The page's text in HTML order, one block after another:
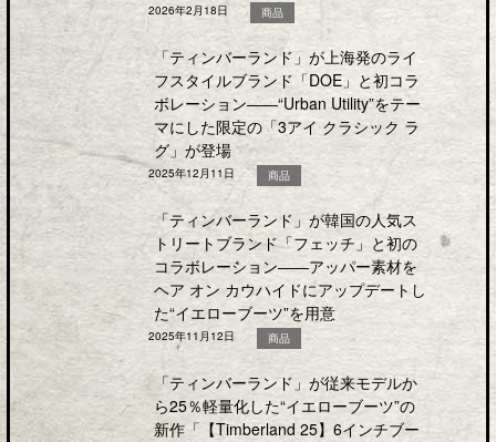
2026年2月18日 商品
「ティンバーランド」が上海発のライ
フスタイルブランド「DOE」と初コラ
ボレーション――“Urban Utility”をテー
マにした限定の「3アイ クラシック ラ
グ」が登場
2025年12月11日 商品
「ティンバーランド」が韓国の人気ス
トリートブランド「フェッチ」と初の
コラボレーション――アッパー素材を
ヘア オン カウハイドにアップデートし
た“イエローブーツ”を用意
2025年11月12日 商品
「ティンバーランド」が従来モデルか
ら25％軽量化した“イエローブーツ”の
新作「【Timberland 25】6インチブー